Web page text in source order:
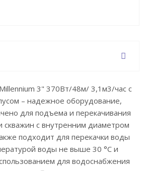
3" 370Вт/48м/ 3,1м3/час с
– надежное оборудование,
для подъема и перекачивания
скважин с внутренним диаметром
подходит для перекачки воды
воды не выше 30 °C и
для водоснабжения